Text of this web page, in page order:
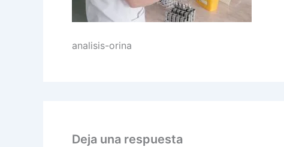
analisis-orina
Deja una respuesta